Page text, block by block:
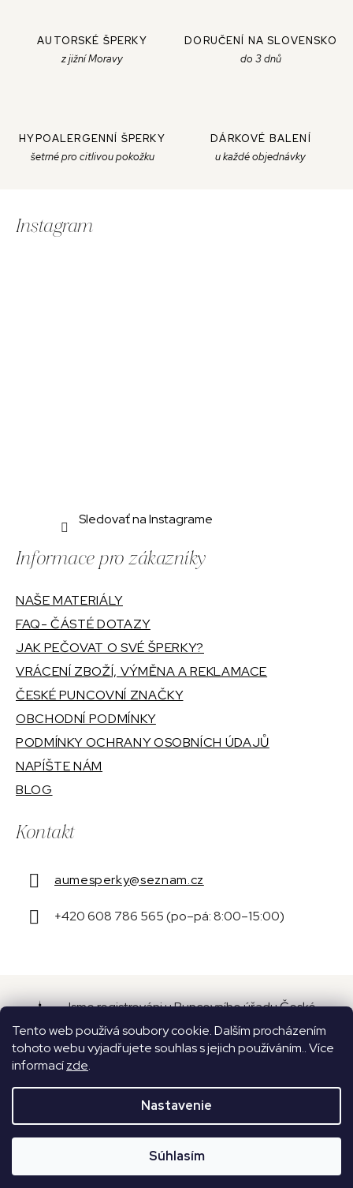
Tento web používá soubory cookie. Dalším procházením
tohoto webu vyjadřujete souhlas s jejich používáním.. Více
informacízde.
Nastavenie
Súhlasím
AUTORSKÉ ŠPERKY
z jižní Moravy
DORUČENÍ NA SLOVENSKO
do 3 dnů
HYPOALERGENNÍ ŠPERKY
šetrné pro citlivou pokožku
DÁRKOVÉ BALENÍ
u každé objednávky
Instagram
Sledovať na Instagrame
Informace pro zákazníky
NAŠE MATERIÁLY
FAQ- ČÁSTÉ DOTAZY
JAK PEČOVAT O SVÉ ŠPERKY?
VRÁCENÍ ZBOŽÍ, VÝMĚNA A REKLAMACE
ČESKÉ PUNCOVNÍ ZNAČKY
OBCHODNÍ PODMÍNKY
PODMÍNKY OCHRANY OSOBNÍCH ÚDAJŮ
NAPÍŠTE NÁM
BLOG
Kontakt
aumesperky@seznam.cz
+420 608 786 565 (po–pá: 8:00–15:00)
Jsme registrováni u Puncovního úřadu České
republiky pod číslem 16087.
Vytvoril Shoptet
Copyright 2026Aume. Všetky práva vyhradené.